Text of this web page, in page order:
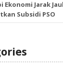
Ekonomi Jarak
Subsidi PSO